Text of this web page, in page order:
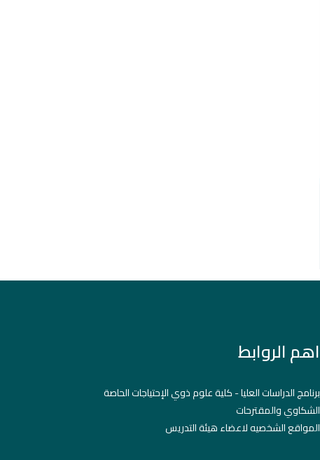
اهم الروابط
برنامج الدراسات العليا - كلية علوم ذوي الإحتياجات الحاصة
الشكاوي والمقترحات
المواقع الشخصيه لاعضاء هيئة التدريس